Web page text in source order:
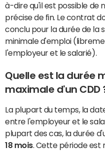
à-dire qu'il est possible de
précise de fin. Le contrat
conclu pour la durée de la
minimale d'emploi
l'employeur et le salarié).
Quelle est la durée
maximale d'un CDD
La plupart du temps, la
entre l'employeur et le
plupart des cas, la durée
18 mois. Cette période est